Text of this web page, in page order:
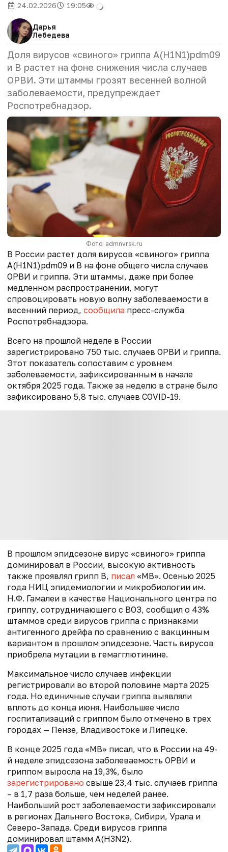
24.02.2026 19:05
Дарья
Лебедева
Доля вирусов «свиного» гриппа A(H1N1)pdm09
и B растет на фоне снижения числа случаев
ОРВИ. Эти штаммы грозят весенней волной
заболеваемости, предупреждает
Роспотребнадзор.
Фото: admnvrsk.ru
В России растет доля вирусов «свиного» гриппа
A(H1N1)pdm09 и B на фоне общего числа случаев
ОРВИ и гриппа. Эти штаммы, даже при более
медленном распространении, могут
спровоцировать новую волну заболеваемости в
весенний период, сообщила пресс-служба
Роспотребнадзора.
Всего на прошлой неделе в России
зарегистрировано 750 тыс. случаев ОРВИ и гриппа.
Этот показатель сопоставим с уровнем
заболеваемости, зафиксированным в начале
октября 2025 года. Также за неделю в стране было
зафиксировано 5,8 тыс. случаев COVID-19.
В прошлом эпидсезоне вирус «свиного» гриппа
доминировал в России, высокую активность
также проявлял грипп В, писал «МВ». Осенью 2025
года НИЦ эпидемиологии и микробиологии им.
Н.Ф. Гамалеи в качестве Национального центра по
гриппу, сотрудничающего с ВОЗ, сообщил о 43%
штаммов среди вирусов гриппа с признаками
антигенного дрейфа по сравнению с вакцинным
вариантом в прошлом эпидсезоне. Часть вирусов
приобрела мутации в гемагглютинине.
Максимальное число случаев инфекции
регистрировали во второй половине марта 2025
года. Но единичные случаи гриппа выявляли
вплоть до конца июня. Наибольшее число
госпитализаций с гриппом было отмечено в трех
городах — Пензе, Владивостоке и Липецке.
В конце 2025 года «МВ» писал, что в России на 49-
й неделе эпидсезона заболеваемость ОРВИ и
гриппом выросла на 19,3%, было
зарегистрировано свыше 23,4 тыс. случаев гриппа
– в 1,7 раза больше, чем неделей ранее.
Наибольший рост заболеваемости зафиксировали
в регионах Дальнего Востока, Сибири, Урала и
Северо-Запада. Среди вирусов гриппа
доминировал штамм A(H3N2).